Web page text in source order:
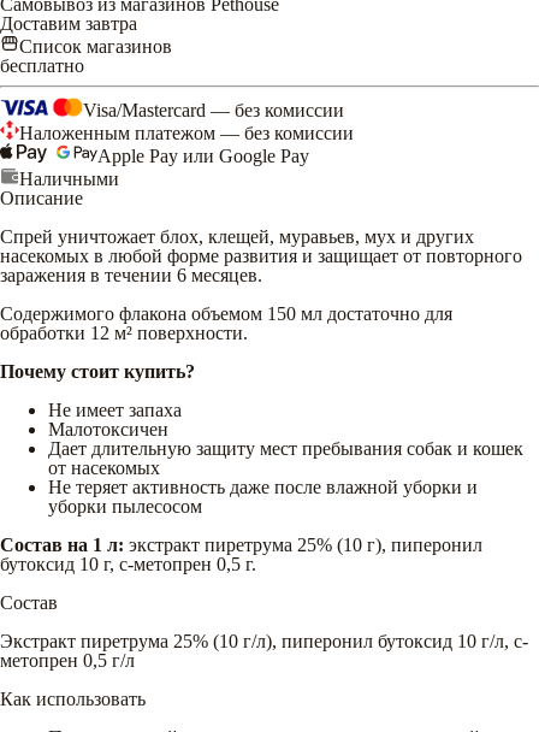
Доставим завтра
Список магазинов
бесплатно
Visa/Mastercard — без комиссии
Наложенным платежом — без комиссии
Apple Pay или Google Pay
Наличными
Описание
Спрей уничтожает блох, клещей, муравьев, мух и других
насекомых в любой форме развития и защищает от повторного
заражения в течении 6 месяцев.
Содержимого флакона объемом 150 мл достаточно для
обработки 12 м² поверхности.
Почему стоит купить?
Не имеет запаха
Малотоксичен
Дает длительную защиту мест пребывания собак и кошек
от насекомых
Не теряет активность даже после влажной уборки и
уборки пылесосом
Состав на 1 л: экстракт пиретрума 25% (10 г), пиперонил
бутоксид 10 г, с-метопрен 0,5 г.
Состав
Экстракт пиретрума 25% (10 г/л), пиперонил бутоксид 10 г/л, с-
метопрен 0,5 г/л
Как использовать